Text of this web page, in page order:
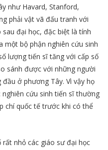
như Havard, Stanford,
phải vật vã đấu tranh với
đại học, đặc biệt là tính
một bộ phận nghiên cứu sinh
lượng tiến sĩ tăng với cấp số
sánh được với những người
ở phương Tây. Vì vậy họ
cứu sinh tiến sĩ thường
chí quốc tế trước khi có thể
nhỏ các giáo sư đại học